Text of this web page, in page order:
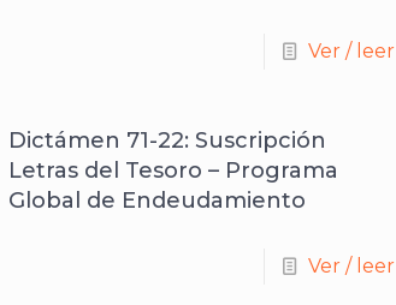
Ver / leer
Dictámen 71-22: Suscripción
Letras del Tesoro – Programa
Global de Endeudamiento
Ver / leer